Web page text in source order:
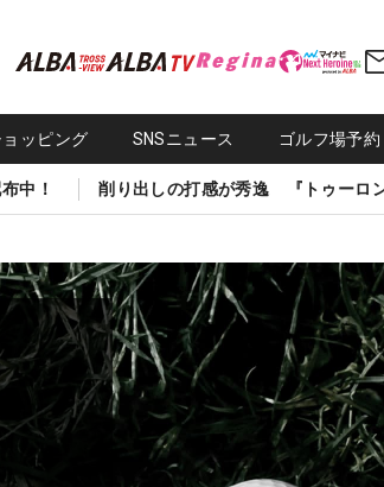
ョッピング SNSニュース ゴルフ場予約
中！ 削り出しの打感が秀逸 『トゥーロン